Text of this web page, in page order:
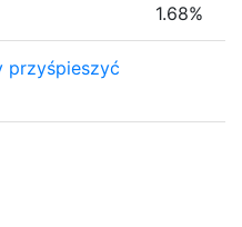
1.68%
przyśpieszyć